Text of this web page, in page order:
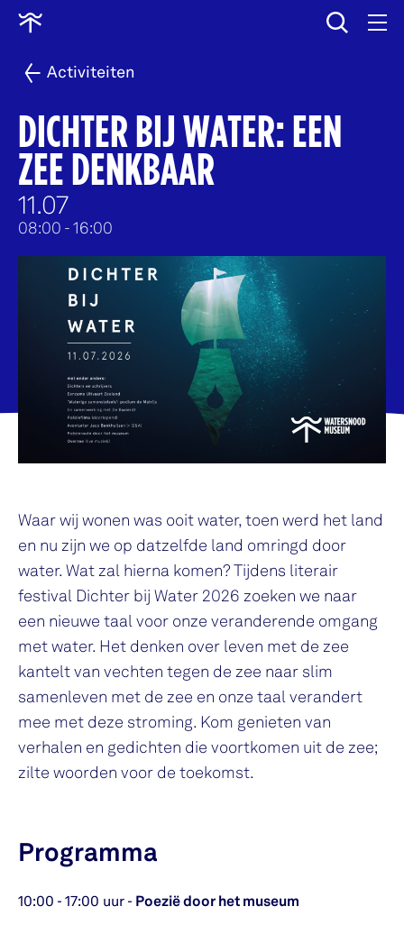
Ga
homeActiviteiten
DICHTER BIJ WATER: EEN
ZEE DENKBAAR
11.07
08:00 - 16:00
Waar wij wonen was ooit water, toen werd het land
en nu zijn we op datzelfde land omringd door
water. Wat zal hierna komen? Tijdens literair
festival Dichter bij Water 2026 zoeken we naar
een nieuwe taal voor onze veranderende omgang
met water. Het denken over leven met de zee
kantelt van vechten tegen de zee naar slim
samenleven met de zee en onze taal verandert
mee met deze stroming. Kom genieten van
verhalen en gedichten die voortkomen uit de zee;
zilte woorden voor de toekomst.
Programma
10:00 - 17:00 uur - Poezië door het museum